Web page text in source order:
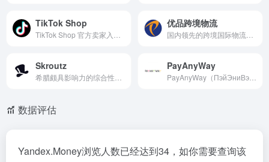
TikTok Shop 优品跨境物流
Skroutz PayAnyWay
数据评估
Yandex.Money浏览人数已经达到34，如你需要查询该